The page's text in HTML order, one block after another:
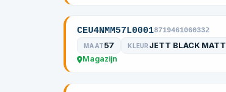
CEU4NMM57L00018719461060332
MAAT57 KLEUR JETT BLACK MATT
Magazijn